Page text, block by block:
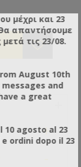
+
μέχρι και 23
απαντήσουμε
τις 23/08.
August 10th
and
a great
10 agosto al 23
ordini dopo il 23